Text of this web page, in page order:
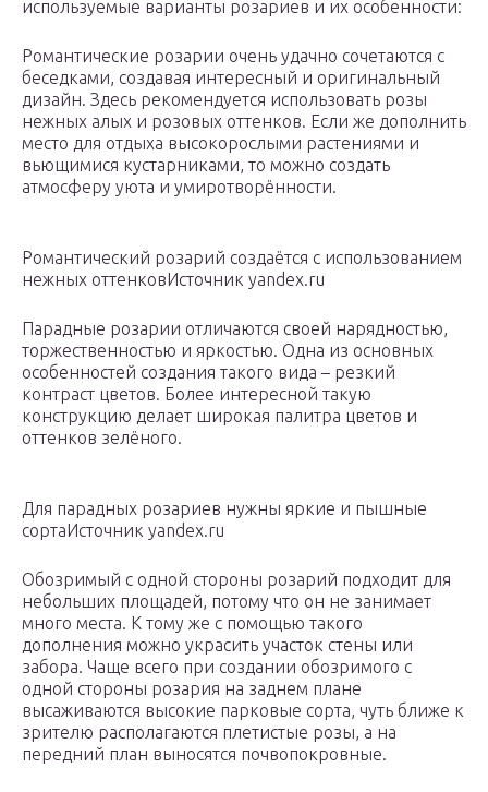
используемые варианты розариев и их особенности:
Романтические розарии очень удачно сочетаются с
беседками, создавая интересный и оригинальный
дизайн. Здесь рекомендуется использовать розы
нежных алых и розовых оттенков. Если же дополнить
место для отдыха высокорослыми растениями и
вьющимися кустарниками, то можно создать
атмосферу уюта и умиротворённости.
Романтический розарий создаётся с использованием
нежных оттенковИсточник yandex.ru
Парадные розарии отличаются своей нарядностью,
торжественностью и яркостью. Одна из основных
особенностей создания такого вида – резкий
контраст цветов. Более интересной такую
конструкцию делает широкая палитра цветов и
оттенков зелёного.
Для парадных розариев нужны яркие и пышные
сортаИсточник yandex.ru
Обозримый с одной стороны розарий подходит для
небольших площадей, потому что он не занимает
много места. К тому же с помощью такого
дополнения можно украсить участок стены или
забора. Чаще всего при создании обозримого с
одной стороны розария на заднем плане
высаживаются высокие парковые сорта, чуть ближе к
зрителю располагаются плетистые розы, а на
передний план выносятся почвопокровные.